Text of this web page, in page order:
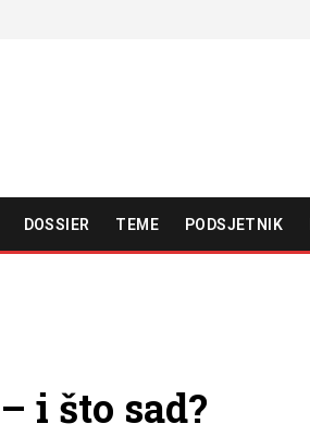
DOSSIER TEME PODSJETNIK
i što sad?